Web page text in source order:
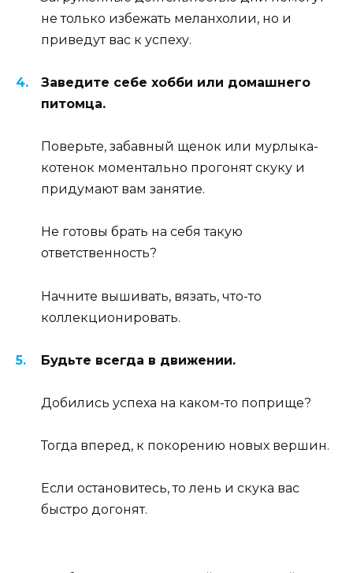
не только избежать меланхолии, но и
приведут вас к успеху.
Заведите себе хобби или домашнего
питомца.
Поверьте, забавный щенок или мурлыка-
котенок моментально прогонят скуку и
придумают вам занятие.
Не готовы брать на себя такую
ответственность?
Начните вышивать, вязать, что-то
коллекционировать.
Будьте всегда в движении.
Добились успеха на каком-то поприще?
Тогда вперед, к покорению новых вершин.
Если остановитесь, то лень и скука вас
быстро догонят.